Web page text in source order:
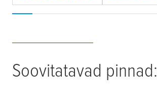
Soovitatavad pinnad: